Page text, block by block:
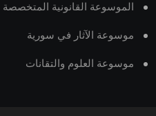
الموسوعة القانونية المتخصصة
موسوعة الآثار في سورية
موسوعة العلوم والتقانات